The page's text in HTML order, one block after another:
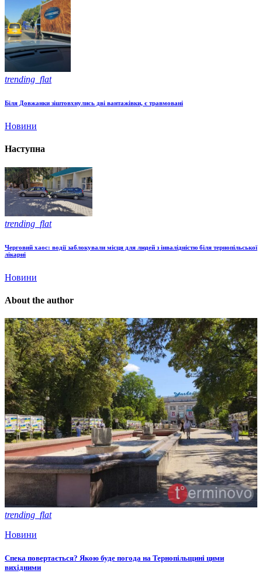
trending_flat
Біля Довжанки зіштовхнулись дві вантажівки, є травмовані
Новини
Наступна
trending_flat
Черговий хаос: водії заблокували місця для людей з інвалідністю біля тернопільської
лікарні
Новини
About the author
trending_flat
Новини
Спека повертається? Якою буде погода на Тернопільщині цими
вихідними